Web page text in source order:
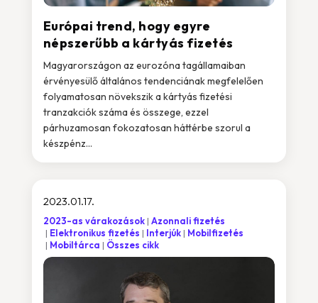
Európai trend, hogy egyre
népszerűbb a kártyás fizetés
Magyarországon az eurozóna tagállamaiban
érvényesülő általános tendenciának megfelelően
folyamatosan növekszik a kártyás fizetési
tranzakciók száma és összege, ezzel
párhuzamosan fokozatosan háttérbe szorul a
készpénz...
2023.01.17.
2023-as várakozások Azonnali fizetés
Elektronikus fizetés
Interjúk
Mobilfizetés
Mobiltárca
Összes cikk